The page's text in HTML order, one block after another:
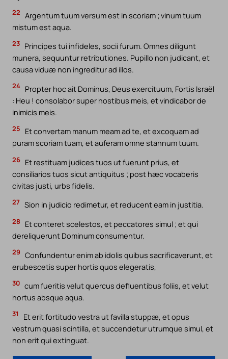
22 Argentum tuum versum est in scoriam ; vinum tuum
mistum est aqua.
23 Principes tui infideles, socii furum. Omnes diligunt
munera, sequuntur retributiones. Pupillo non judicant, et
causa viduæ non ingreditur ad illos.
24 Propter hoc ait Dominus, Deus exercituum, Fortis Israël
: Heu ! consolabor super hostibus meis, et vindicabor de
inimicis meis.
25
Et convertam manum meam ad te, et excoquam ad
puram scoriam tuam, et auferam omne stannum tuum.
26 Et restituam judices tuos ut fuerunt prius, et
consiliarios tuos sicut antiquitus ; post hæc vocaberis
civitas justi, urbs fidelis.
27 Sion in judicio redimetur, et reducent eam in justitia.
28
Et conteret scelestos, et peccatores simul ; et qui
dereliquerunt Dominum consumentur.
29 Confundentur enim ab idolis quibus sacrificaverunt, et
erubescetis super hortis quos elegeratis,
30 cum fueritis velut quercus defluentibus foliis, et velut
hortus absque aqua.
31
Et erit fortitudo vestra ut favilla stuppæ, et opus
vestrum quasi scintilla, et succendetur utrumque simul, et
non erit qui extinguat.